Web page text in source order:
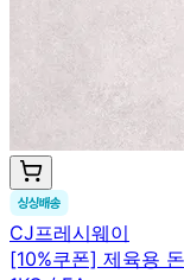
CJ프레시웨이
[10%쿠폰] 제육용